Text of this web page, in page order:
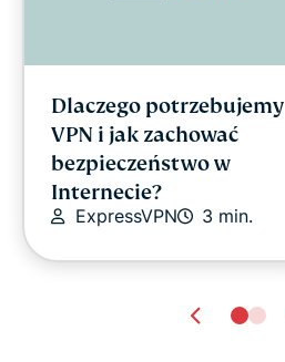
Dlaczego potrzebujemy
VPN i jak zachować
bezpieczeństwo w
Internecie?
ExpressVPN 3 min.